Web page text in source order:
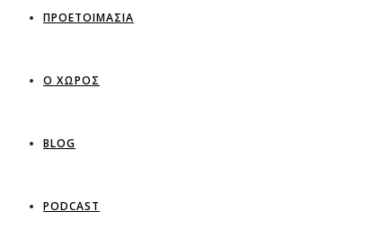
ΠΡΟΕΤΟΙΜΑΣΙΑ
Ο ΧΩΡΟΣ
BLOG
PODCAST